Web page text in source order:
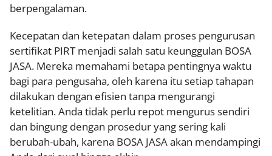
berpengalaman.
Kecepatan dan ketepatan dalam proses pengurusan
sertifikat PIRT menjadi salah satu keunggulan BOSA
JASA. Mereka memahami betapa pentingnya waktu
bagi para pengusaha, oleh karena itu setiap tahapan
dilakukan dengan efisien tanpa mengurangi
ketelitian. Anda tidak perlu repot mengurus sendiri
dan bingung dengan prosedur yang sering kali
berubah-ubah, karena BOSA JASA akan mendampingi